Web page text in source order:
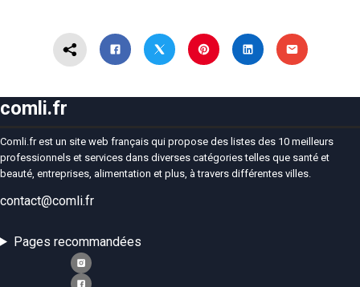
comli.fr
Comli.fr est un site web français qui propose des listes des 10 meilleurs
professionnels et services dans diverses catégories telles que santé et
beauté, entreprises, alimentation et plus, à travers différentes villes.
contact@comli.fr
Pages recommandées